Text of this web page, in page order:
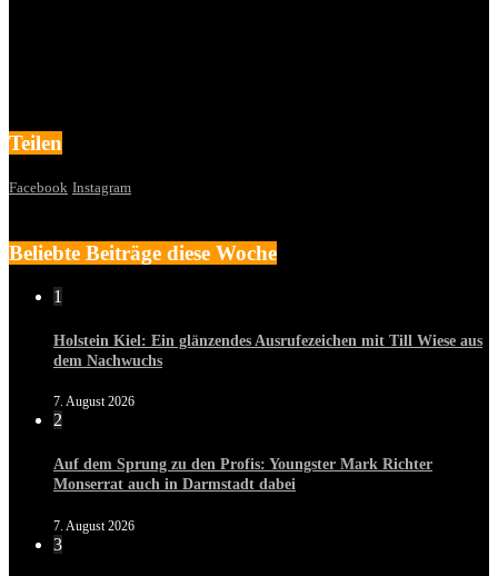
Teilen
Facebook Instagram
Beliebte Beiträge diese Woche
1
Holstein Kiel: Ein glänzendes Ausrufezeichen mit Till Wiese aus
dem Nachwuchs
7. August 2026
2
Auf dem Sprung zu den Profis: Youngster Mark Richter
Monserrat auch in Darmstadt dabei
7. August 2026
3